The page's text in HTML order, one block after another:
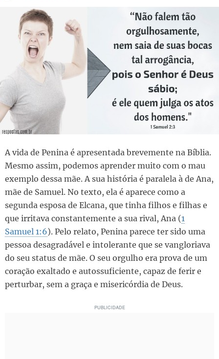
A vida de Penina é apresentada brevemente na Bíblia.
Mesmo assim, podemos aprender muito com o mau
exemplo dessa mãe. A sua história é paralela à de Ana,
mãe de Samuel. No texto, ela é aparece como a
segunda esposa de Elcana, que tinha filhos e filhas e
que irritava constantemente a sua rival, Ana (1
Samuel 1:6). Pelo relato, Penina parece ter sido uma
pessoa desagradável e intolerante que se vangloriava
do seu status de mãe. O seu orgulho era prova de um
coração exaltado e autossuficiente, capaz de ferir e
perturbar, sem a graça e misericórdia de Deus.